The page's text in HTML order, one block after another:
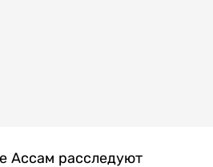
Ассам расследуют